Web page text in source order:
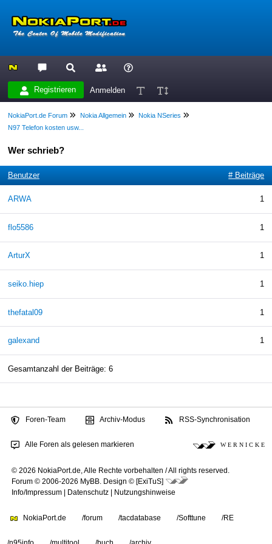
Registrieren Anmelden
NokiaPort.de Forum Nokia Allgemein
Nokia NSeries
N97 Telefon kosten usw...
Wer schrieb?
Benutzer # Beiträge
ARWA 1
flo5586 1
ArturX 1
seiko.hiep 1
thefatal09 1
galexand 1
Gesamtanzahl der Beiträge: 6
Foren-Team Archiv-Modus RSS-Synchronisation
Alle Foren als gelesen markieren W E R N I C K E
© 2026 NokiaPort.de, Alle Rechte vorbehalten /All rights reserved.
Forum © 2006-2026 MyBB
Design © [ExiTuS]
Info/Impressum
Datenschutz Nutzungshinweise
NokiaPort.de /forum /tacdatabase /Softtune /RE